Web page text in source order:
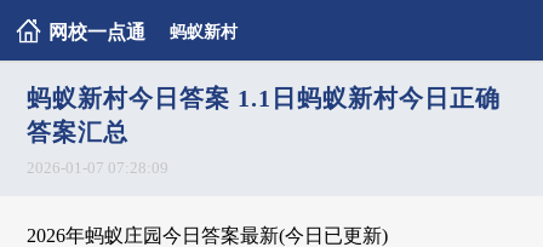
网校一点通 蚂蚁新村
蚂蚁新村今日答案 1.1日蚂蚁新村今日正确
答案汇总
2026-01-07 07:28:09
2026年蚂蚁庄园今日答案最新(今日已更新)